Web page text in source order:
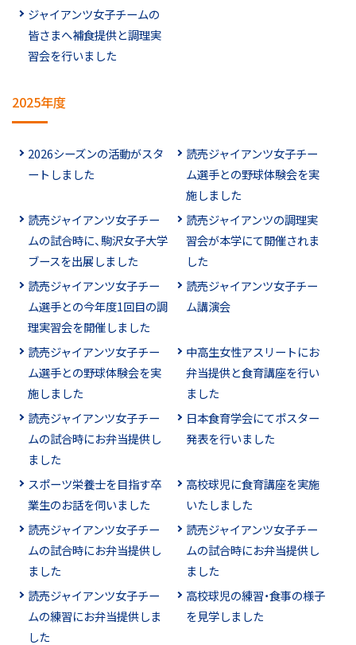
ジャイアンツ女子チームの
皆さまへ補食提供と調理実
習会を行いました
2025年度
2026シーズンの活動がスタ
ートしました
読売ジャイアンツ女子チー
ム選手との野球体験会を実
施しました
読売ジャイアンツ女子チー
ムの試合時に、駒沢女子大学
ブースを出展しました
読売ジャイアンツの調理実
習会が本学にて開催されま
した
読売ジャイアンツ女子チー
ム選手との今年度1回目の調
理実習会を開催しました
読売ジャイアンツ女子チー
ム講演会
読売ジャイアンツ女子チー
ム選手との野球体験会を実
施しました
中高生女性アスリートにお
弁当提供と食育講座を行い
ました
読売ジャイアンツ女子チー
ムの試合時にお弁当提供し
ました
日本食育学会にてポスター
発表を行いました
スポーツ栄養士を目指す卒
業生のお話を伺いました
高校球児に食育講座を実施
いたしました
読売ジャイアンツ女子チー
ムの試合時にお弁当提供し
ました
読売ジャイアンツ女子チー
ムの試合時にお弁当提供し
ました
読売ジャイアンツ女子チー
ムの練習にお弁当提供しま
した
高校球児の練習・食事の様子
を見学しました